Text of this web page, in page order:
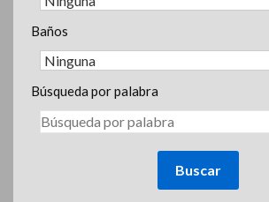
Baños
Búsqueda por palabra